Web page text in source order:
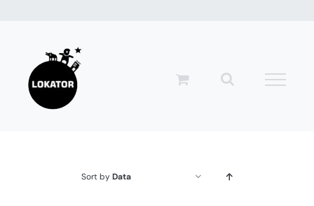
zawartości
Sort byData